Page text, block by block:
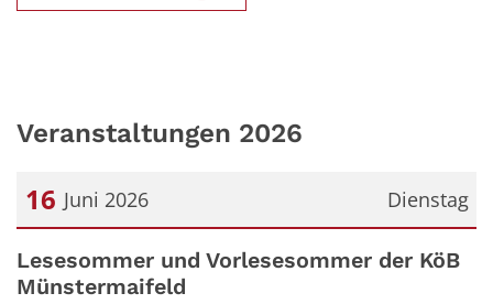
Veranstaltungen 2026
Dienstag
16 Juni 2026
Datum: 16. Juni 2026
Lesesommer und Vorlesesommer der KöB
Münstermaifeld